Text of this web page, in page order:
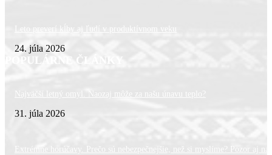
Leto preverí kĺby aj ľudí v produktívnom veku
24. júla 2026
POPULÁRNE ČLÁNKY
Najväčší letný omyl. Naozaj môže za našu únavu teplo?
31. júla 2026
Extrémne horúčavy. Prečo sú nebezpečnejšie, než si myslíme? Pozor aj